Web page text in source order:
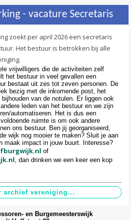
- vacature Secretaris
zoekt per april 2026 een secretaris
Het bestuur is betrokken bij alle
vrijwilligers die de activiteiten zelf
het bestuur in veel gevallen een
bestaat uit zes tot zeven personen. De
bezig met de inkomende post, het
van de notulen. Er liggen ook
leden van het bestuur en we zijn
automatiseren. Het is dus een
ruimte is om ook andere
ons bestuur. Ben jij georganiseerd,
wijk nog mooier te maken? Sluit je aan
maak impact in jouw buurt. Interesse?
of
, dan drinken we een keer een kop
en Burgemeesterswijk